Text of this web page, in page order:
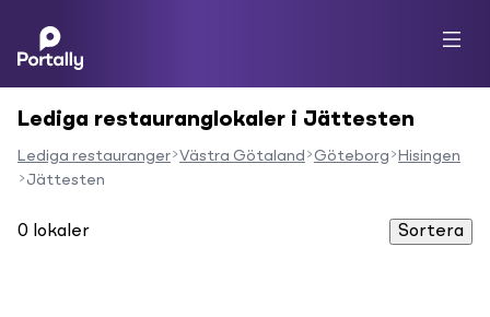
Lediga restauranglokaler i Jättesten
Lediga restauranger Västra Götaland Göteborg
Hisingen
Jättesten
0 lokaler Sortera